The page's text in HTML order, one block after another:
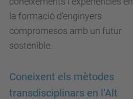
la formació d'enginyers
compromesos amb un futur
sostenible.
Coneixent els mètodes
transdisciplinars en l’Alt